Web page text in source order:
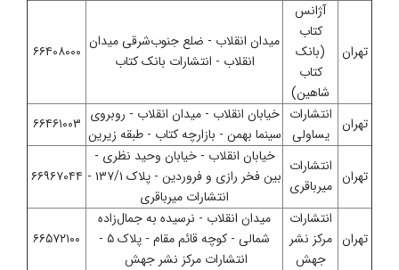
تهران
آژانس
کتاب
(بانک
کتاب
شاهین)
میدان انقلاب - ضلع جنوب‌شرقی میدان
انقلاب - انتشارات بانک کتاب
۶۶۴۰۸۰۰۰
تهران انتشارات
یساولی
خیابان انقلاب - میدان انقلاب - روبروی
سینما بهمن - بازارچه کتاب - طبقه زیرین
۶۶۴۶۱۰۰۳
تهران
انتشارات
میرباقری
خیابان انقلاب - خیابان وحید نظری -
بین فخر رازی و فروردین - پلاک ۱۳۷/۱ -
انتشارات میرباقری
۶۶۹۶۷۰۴۴
تهران
انتشارات
مرکز نشر
جهش
میدان انقلاب - نرسیده به جمال‌زاده
شمالی - کوچه قائم مقام - پلاک ۵ -
انتشارات مرکز نشر جهش
۶۶۵۷۲۱۰۰